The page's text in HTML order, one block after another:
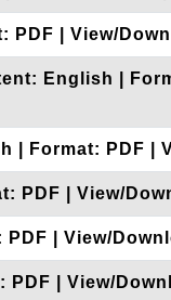
PDF | View/
English |
| Format: PDF |
PDF | View/
| View/
| View/